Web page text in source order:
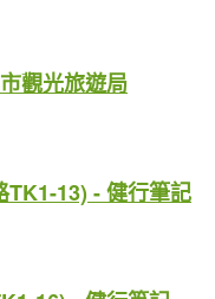
觀光旅遊局
TK1-13) - 健行筆記